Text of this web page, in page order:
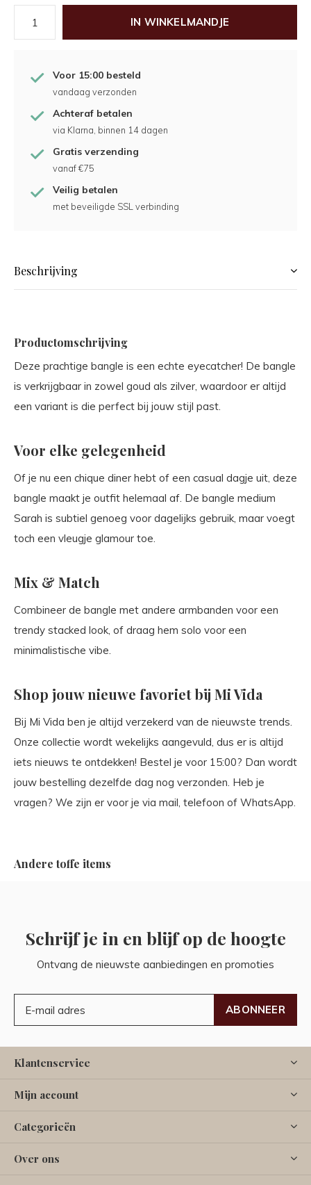
IN WINKELMANDJE
Voor 15:00 besteld
vandaag verzonden
Achteraf betalen
via Klarna, binnen 14 dagen
Gratis verzending
vanaf €75
Veilig betalen
met beveiligde SSL verbinding
Beschrijving
Productomschrijving
Deze prachtige bangle is een echte eyecatcher! De bangle
is verkrijgbaar in zowel goud als zilver, waardoor er altijd
een variant is die perfect bij jouw stijl past.
Voor elke gelegenheid
Of je nu een chique diner hebt of een casual dagje uit, deze
bangle maakt je outfit helemaal af. De bangle medium
Sarah is subtiel genoeg voor dagelijks gebruik, maar voegt
toch een vleugje glamour toe.
Mix & Match
Combineer de bangle met andere armbanden voor een
trendy stacked look, of draag hem solo voor een
minimalistische vibe.
Shop jouw nieuwe favoriet bij Mi Vida
Bij Mi Vida ben je altijd verzekerd van de nieuwste trends.
Onze collectie wordt wekelijks aangevuld, dus er is altijd
iets nieuws te ontdekken! Bestel je voor 15:00? Dan wordt
jouw bestelling dezelfde dag nog verzonden. Heb je
vragen? We zijn er voor je via mail, telefoon of WhatsApp.
Andere toffe items
Schrijf je in en blijf op de hoogte
Ontvang de nieuwste aanbiedingen en promoties
ABONNEER
Klantenservice
Mijn account
Categorieën
Over ons